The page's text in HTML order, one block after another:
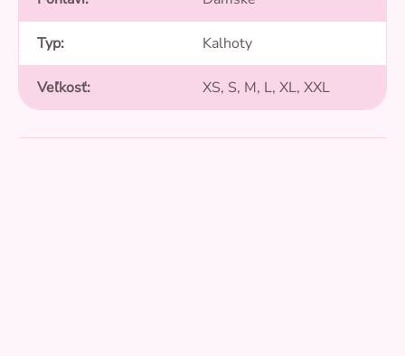
Typ: Kalhoty
Veľkosť: XS, S, M, L, XL, XXL